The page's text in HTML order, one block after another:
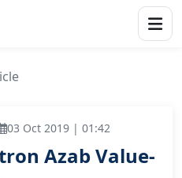
03 Oct 2019 | 01:42
Azab Value-